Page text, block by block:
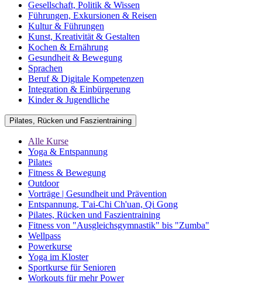
Gesellschaft, Politik & Wissen
Führungen, Exkursionen & Reisen
Kultur & Führungen
Kunst, Kreativität & Gestalten
Kochen & Ernährung
Gesundheit & Bewegung
Sprachen
Beruf & Digitale Kompetenzen
Integration & Einbürgerung
Kinder & Jugendliche
Pilates, Rücken und Faszientraining
Alle Kurse
Yoga & Entspannung
Pilates
Fitness & Bewegung
Outdoor
Vorträge | Gesundheit und Prävention
Entspannung, T'ai-Chi Ch'uan, Qi Gong
Pilates, Rücken und Faszientraining
Fitness von "Ausgleichsgymnastik" bis "Zumba"
Wellpass
Powerkurse
Yoga im Kloster
Sportkurse für Senioren
Workouts für mehr Power